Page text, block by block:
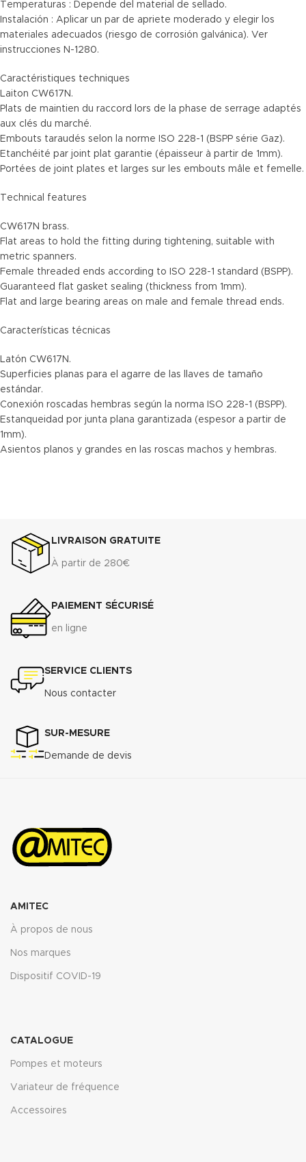
Temperaturas : Depende del material de sellado.
Instalación : Aplicar un par de apriete moderado y elegir los
materiales adecuados (riesgo de corrosión galvánica). Ver
instrucciones N-1280.
Caractéristiques techniques
Laiton CW617N.
Plats de maintien du raccord lors de la phase de serrage adaptés
aux clés du marché.
Embouts taraudés selon la norme ISO 228-1 (BSPP série Gaz).
Etanchéité par joint plat garantie (épaisseur à partir de 1mm).
Portées de joint plates et larges sur les embouts mâle et femelle.
Technical features
CW617N brass.
Flat areas to hold the fitting during tightening, suitable with
metric spanners.
Female threaded ends according to ISO 228-1 standard (BSPP).
Guaranteed flat gasket sealing (thickness from 1mm).
Flat and large bearing areas on male and female thread ends.
Características técnicas
Latón CW617N.
Superficies planas para el agarre de las llaves de tamaño
estándar.
Conexión roscadas hembras según la norma ISO 228-1 (BSPP).
Estanqueidad por junta plana garantizada (espesor a partir de
1mm).
Asientos planos y grandes en las roscas machos y hembras.
LIVRAISON GRATUITE
À partir de 280€
PAIEMENT SÉCURISÉ
en ligne
SERVICE CLIENTS
Nous contacter
SUR-MESURE
Demande de devis
AMITEC
À propos de nous
Nos marques
Dispositif COVID-19
CATALOGUE
Pompes et moteurs
Variateur de fréquence
Accessoires